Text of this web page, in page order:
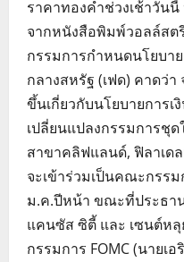
ราคาทองคำช่วงเช้าวัน
จากหนังสือพิมพ์วอลล์สต
กรรมการกำหนดนโยบาย
กลางสหรัฐ (เฟด) คาดว่
ขึ้นเกี่ยวกับนโยบายการเ
เปลี่ยนแปลงกรรมการชุ
สาขาคลิฟแลนด์, ฟิลาเด
จะเข้าร่วมเป็นคณะกรร
ม.ค.ปีหน้า ขณะที่ประธา
แคนซัส ซิตี้ และ เซนต์หลุ
กรรมการ FOMC (นายเ